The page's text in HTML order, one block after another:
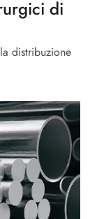
di
distribuzione